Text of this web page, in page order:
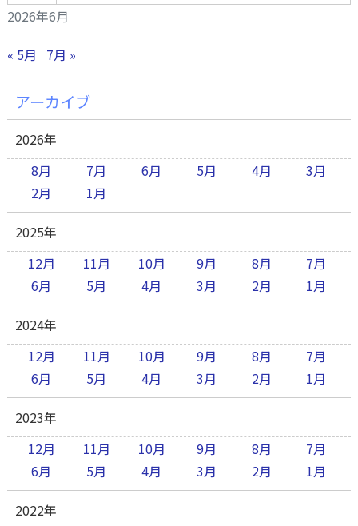
2026年6月
« 5月 7月 »
アーカイブ
2026年
8月
7月 6月 5月 4月
3月
2月
1月
2025年
12月
11月 10月 9月 8月
7月
6月
5月 4月 3月 2月 1月
2024年
12月
11月 10月 9月 8月
7月
6月
5月 4月 3月 2月 1月
2023年
12月
11月 10月 9月 8月
7月
6月
5月 4月 3月 2月 1月
2022年